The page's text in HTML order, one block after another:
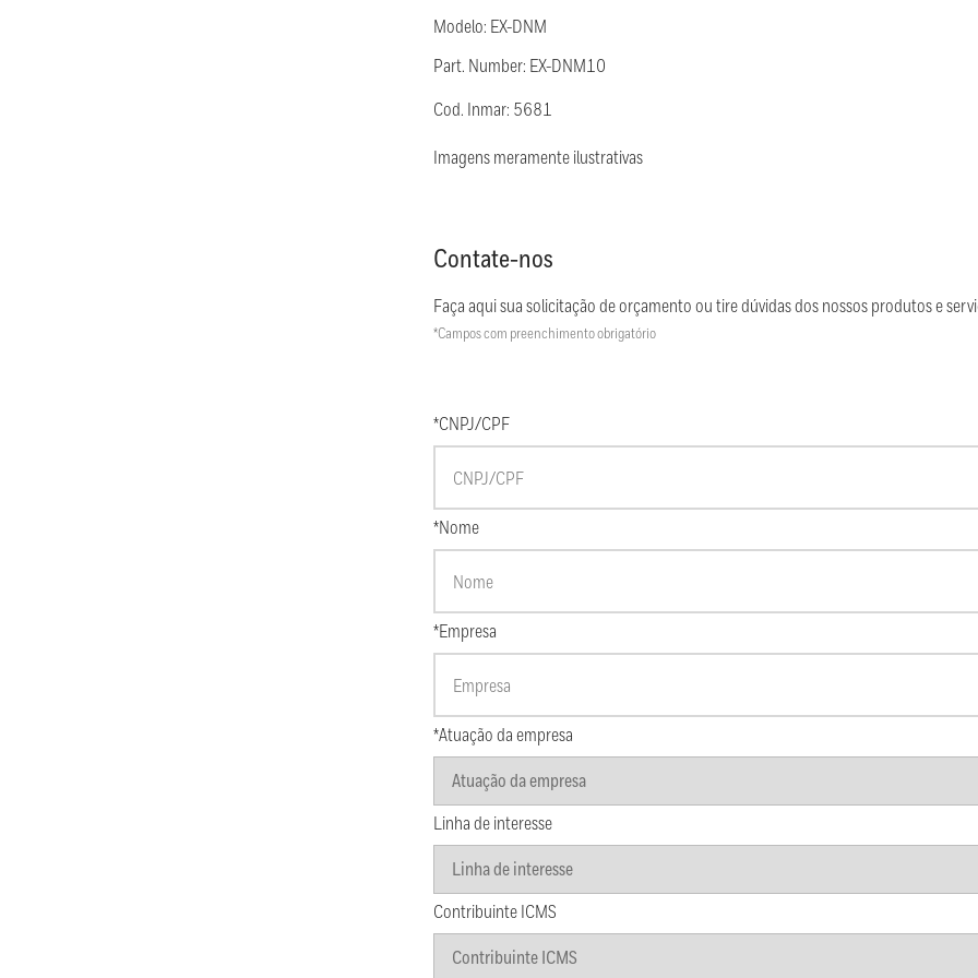
Modelo: EX-DNM
Part. Number: EX-DNM10
Cod. Inmar: 5681
Imagens meramente ilustrativas
Contate-nos
Faça aqui sua solicitação de orçamento ou tire dúvidas dos nossos produtos e
*Campos com preenchimento obrigatório
*CNPJ/CPF
*Nome
*Empresa
*Atuação da empresa
Linha de interesse
Contribuinte ICMS